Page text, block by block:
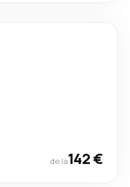
de la142 €